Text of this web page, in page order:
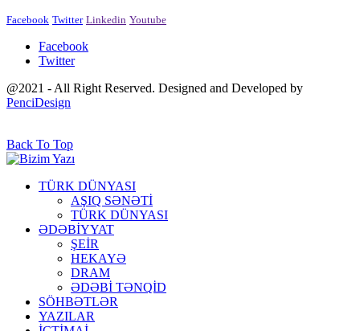
Facebook Twitter Linkedin Youtube
Facebook
Twitter
@2021 - All Right Reserved. Designed and Developed by
PenciDesign
Back To Top
TÜRK DÜNYASI
AŞIQ SƏNƏTİ
TÜRK DÜNYASI
ƏDƏBİYYAT
ŞEİR
HEKAYƏ
DRAM
ƏDƏBİ TƏNQİD
SÖHBƏTLƏR
YAZILAR